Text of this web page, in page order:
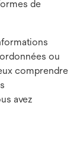
de
ou
comprendre
avez